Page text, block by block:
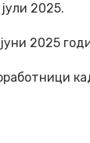
2025.
2025